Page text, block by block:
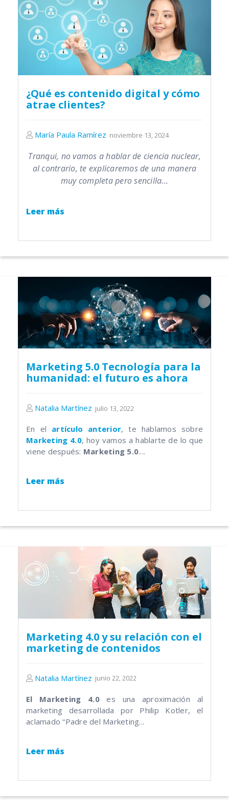
¿Qué es contenido digital y cómo
atrae clientes?
María Paula Ramírez noviembre 13, 2024
Tranqui, no vamos a hablar de ciencia nuclear,
al contrario, te explicaremos de una manera
muy completa pero sencilla...
Leer más
Marketing 5.0 Tecnología para la
humanidad: el futuro es ahora
Natalia Martínez julio 13, 2022
En el artículo anterior, te hablamos sobre
Marketing 4.0, hoy vamos a hablarte de lo que
viene después: Marketing 5.0....
Leer más
Marketing 4.0 y su relación con el
marketing de contenidos
Natalia Martínez junio 22, 2022
El Marketing 4.0es una aproximación al
marketing desarrollada por Philip Kotler, el
aclamado “Padre del Marketing...
Leer más